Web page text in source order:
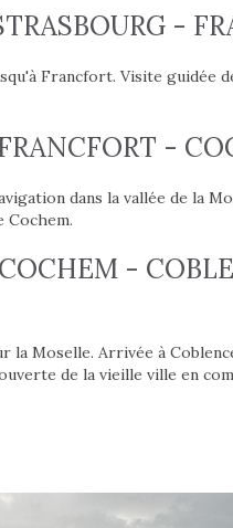
-
Francfort. Visite guidée
-
dans la vallée de la
Cochem.
-
la Moselle. Arrivée à
de la vieille ville en